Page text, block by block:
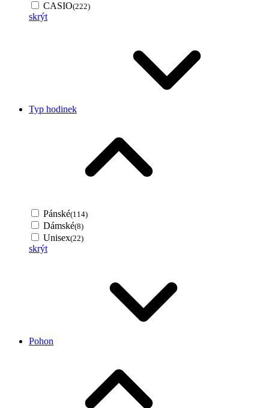
CASIO(222)
skrýt
Typ hodinek
Pánské(114)
Dámské(8)
Unisex(22)
skrýt
Pohon